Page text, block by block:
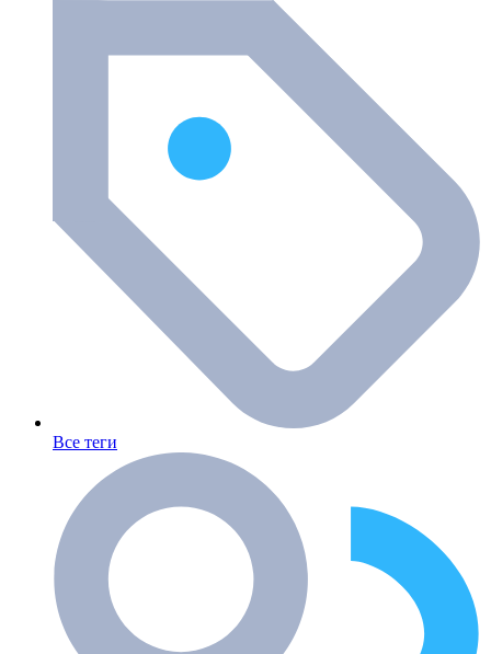
Все теги